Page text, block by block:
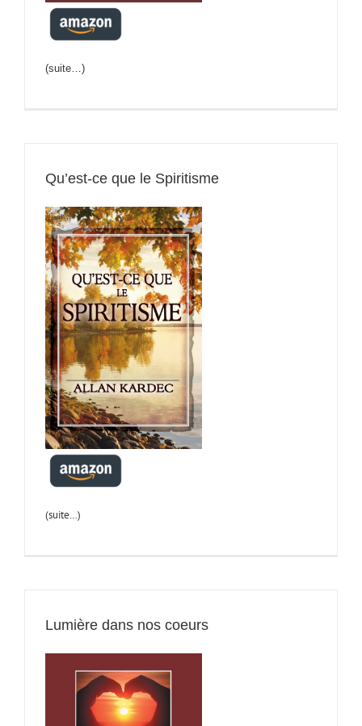
(suite…)
Qu’est-ce que le Spiritisme
(suite…)
Lumière dans nos coeurs